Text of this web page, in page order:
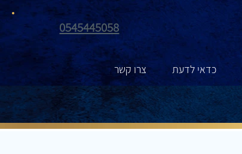
0545445058
כדאי לדעת צרו קשר
כדאי לדעת צרו קשר